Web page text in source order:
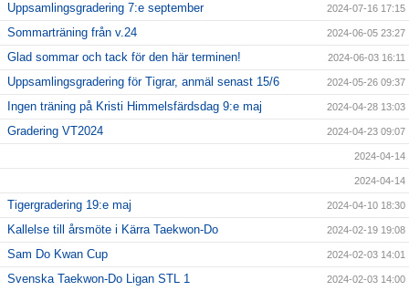
Uppsamlingsgradering 7:e september 2024-07-16 17:15
Sommarträning från v.24 2024-06-05 23:27
Glad sommar och tack för den här terminen! 2024-06-03 16:11
Uppsamlingsgradering för Tigrar, anmäl senast 15/6 2024-05-26 09:37
Ingen träning på Kristi Himmelsfärdsdag 9:e maj 2024-04-28 13:03
Gradering VT2024 2024-04-23 09:07
2024-04-14
2024-04-14
Tigergradering 19:e maj 2024-04-10 18:30
Kallelse till årsmöte i Kärra Taekwon-Do 2024-02-19 19:08
Sam Do Kwan Cup 2024-02-03 14:01
Svenska Taekwon-Do Ligan STL 1 2024-02-03 14:00